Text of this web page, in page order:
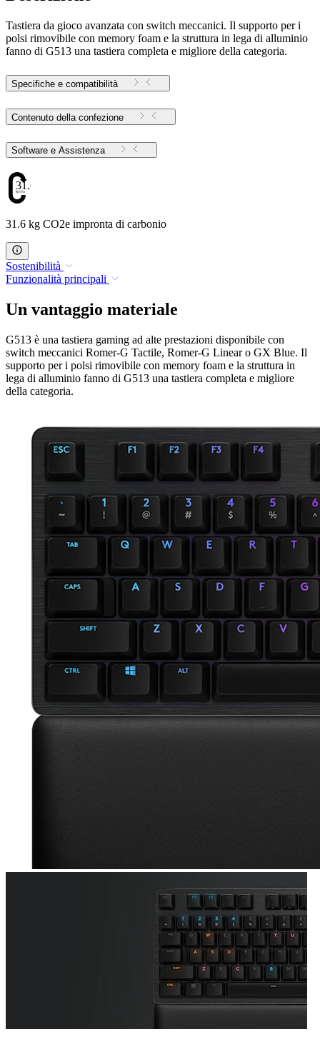
Tastiera da gioco avanzata con switch meccanici. Il supporto per i
polsi rimovibile con memory foam e la struttura in lega di alluminio
fanno di G513 una tastiera completa e migliore della categoria.
Specifiche e compatibilità
Contenuto della confezione
Software e Assistenza
31.6
31.6 kg CO2e impronta di carbonio
Sostenibilità
Funzionalità principali
Un vantaggio materiale
G513 è una tastiera gaming ad alte prestazioni disponibile con
switch meccanici Romer-G Tactile, Romer-G Linear o GX Blue. Il
supporto per i polsi rimovibile con memory foam e la struttura in
lega di alluminio fanno di G513 una tastiera completa e migliore
della categoria.